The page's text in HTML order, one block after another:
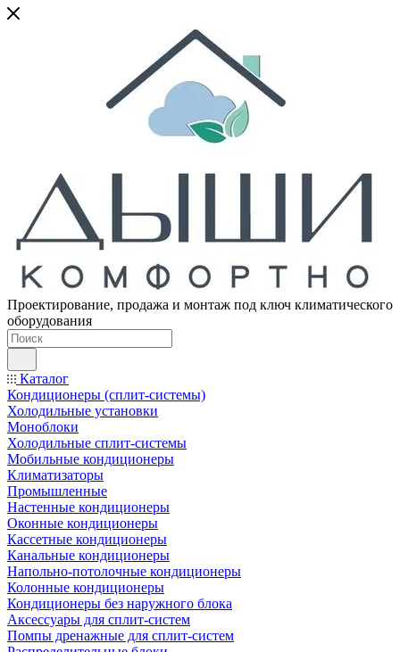
Проектирование, продажа и монтаж под ключ климатического
оборудования
Каталог
Кондиционеры (сплит-системы)
Холодильные установки
Моноблоки
Холодильные сплит-системы
Мобильные кондиционеры
Климатизаторы
Промышленные
Настенные кондиционеры
Оконные кондиционеры
Кассетные кондиционеры
Канальные кондиционеры
Напольно-потолочные кондиционеры
Колонные кондиционеры
Кондиционеры без наружного блока
Аксессуары для сплит-систем
Помпы дренажные для сплит-систем